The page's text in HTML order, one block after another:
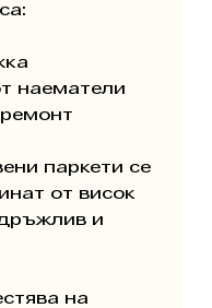
наематели
паркети се
от висок
и
на